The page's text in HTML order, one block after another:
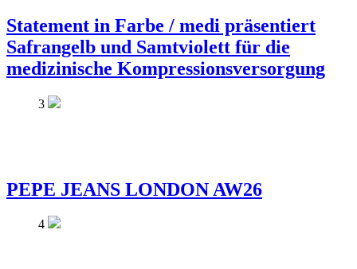
Statement in Farbe / medi präsentiert
Safrangelb und Samtviolett für die
medizinische Kompressionsversorgung
3
PEPE JEANS LONDON AW26
4